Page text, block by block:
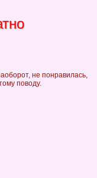
не понравилась,
поводу.